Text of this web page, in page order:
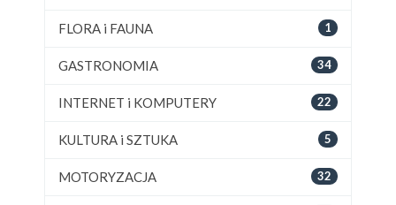
1
FLORA i FAUNA
34
GASTRONOMIA
22
INTERNET i KOMPUTERY
5
KULTURA i SZTUKA
32
MOTORYZACJA